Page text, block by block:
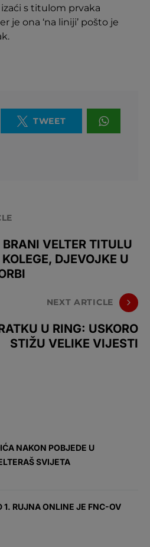
s titulom prvaka
je ona ‘na liniji’ pošto je
TWEET
VELTER TITULU
DJEVOJKE U
NEXT ARTICLE
U RING: USKORO
STIŽU VELIKE VIJESTI
NAKON POBJEDE U
SVIJETA
RUJNA ONLINE JE FNC-OV